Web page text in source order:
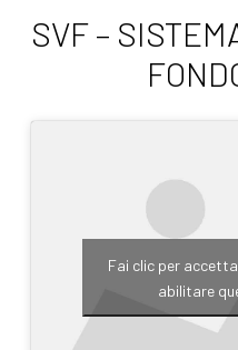
SVF –
Fai clic per
abilitare